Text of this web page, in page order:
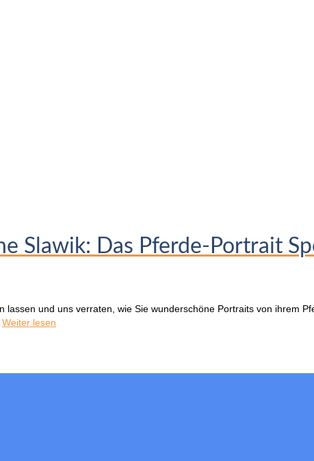
Slawik: Das Pferde-Portrait
und uns verraten, wie Sie wunderschöne Portraits von ihrem
Weiter lesen